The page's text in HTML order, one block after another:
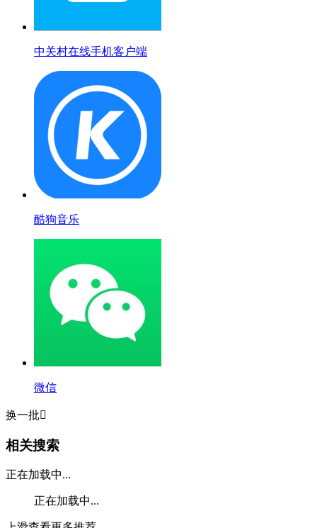
中关村在线手机客户端
酷狗音乐
微信
换一批
相关搜索
正在加载中...
正在加载中...